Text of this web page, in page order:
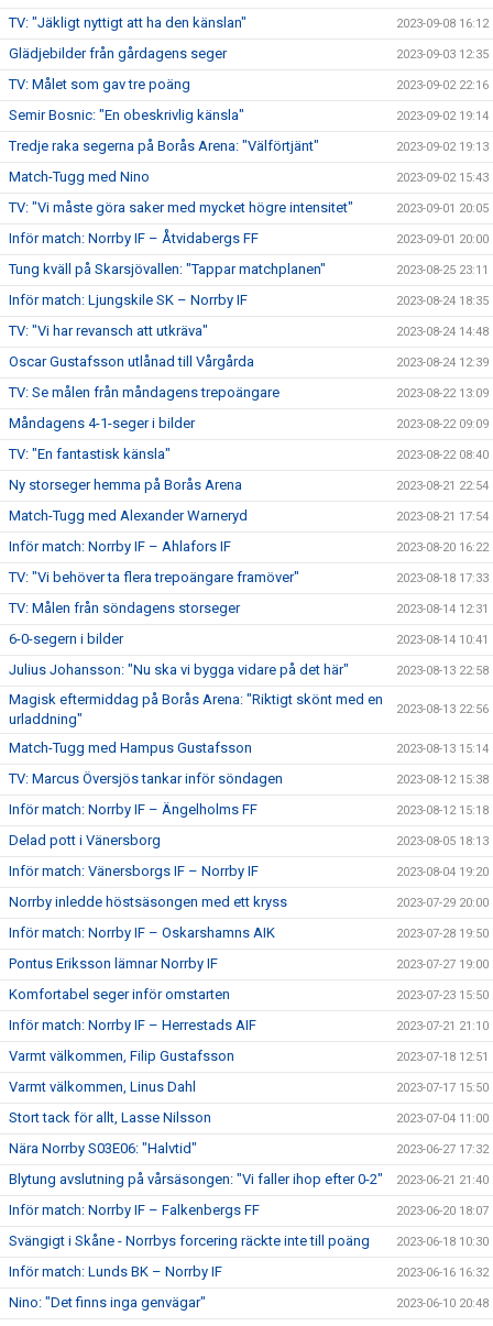
TV: "Jäkligt nyttigt att ha den känslan" 2023-09-08 16:12
Glädjebilder från gårdagens seger 2023-09-03 12:35
TV: Målet som gav tre poäng 2023-09-02 22:16
Semir Bosnic: "En obeskrivlig känsla" 2023-09-02 19:14
Tredje raka segerna på Borås Arena: "Välförtjänt" 2023-09-02 19:13
Match-Tugg med Nino 2023-09-02 15:43
TV: "Vi måste göra saker med mycket högre intensitet" 2023-09-01 20:05
Inför match: Norrby IF – Åtvidabergs FF 2023-09-01 20:00
Tung kväll på Skarsjövallen: "Tappar matchplanen" 2023-08-25 23:11
Inför match: Ljungskile SK – Norrby IF 2023-08-24 18:35
TV: "Vi har revansch att utkräva" 2023-08-24 14:48
Oscar Gustafsson utlånad till Vårgårda 2023-08-24 12:39
TV: Se målen från måndagens trepoängare 2023-08-22 13:09
Måndagens 4-1-seger i bilder 2023-08-22 09:09
TV: "En fantastisk känsla" 2023-08-22 08:40
Ny storseger hemma på Borås Arena 2023-08-21 22:54
Match-Tugg med Alexander Warneryd 2023-08-21 17:54
Inför match: Norrby IF – Ahlafors IF 2023-08-20 16:22
TV: "Vi behöver ta flera trepoängare framöver" 2023-08-18 17:33
TV: Målen från söndagens storseger 2023-08-14 12:31
6-0-segern i bilder 2023-08-14 10:41
Julius Johansson: "Nu ska vi bygga vidare på det här" 2023-08-13 22:58
Magisk eftermiddag på Borås Arena: "Riktigt skönt med en
urladdning"
2023-08-13 22:56
Match-Tugg med Hampus Gustafsson 2023-08-13 15:14
TV: Marcus Översjös tankar inför söndagen 2023-08-12 15:38
Inför match: Norrby IF – Ängelholms FF 2023-08-12 15:18
Delad pott i Vänersborg 2023-08-05 18:13
Inför match: Vänersborgs IF – Norrby IF 2023-08-04 19:20
Norrby inledde höstsäsongen med ett kryss 2023-07-29 20:00
Inför match: Norrby IF – Oskarshamns AIK 2023-07-28 19:50
Pontus Eriksson lämnar Norrby IF 2023-07-27 19:00
Komfortabel seger inför omstarten 2023-07-23 15:50
Inför match: Norrby IF – Herrestads AIF 2023-07-21 21:10
Varmt välkommen, Filip Gustafsson 2023-07-18 12:51
Varmt välkommen, Linus Dahl 2023-07-17 15:50
Stort tack för allt, Lasse Nilsson 2023-07-04 11:00
Nära Norrby S03E06: "Halvtid" 2023-06-27 17:32
Blytung avslutning på vårsäsongen: "Vi faller ihop efter 0-2" 2023-06-21 21:40
Inför match: Norrby IF – Falkenbergs FF 2023-06-20 18:07
Svängigt i Skåne - Norrbys forcering räckte inte till poäng 2023-06-18 10:30
Inför match: Lunds BK – Norrby IF 2023-06-16 16:32
Nino: "Det finns inga genvägar" 2023-06-10 20:48